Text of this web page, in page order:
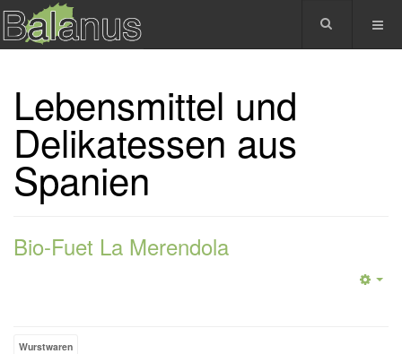
Lebensmittel und
Delikatessen aus
Spanien
Bio-Fuet La Merendola
Wurstwaren